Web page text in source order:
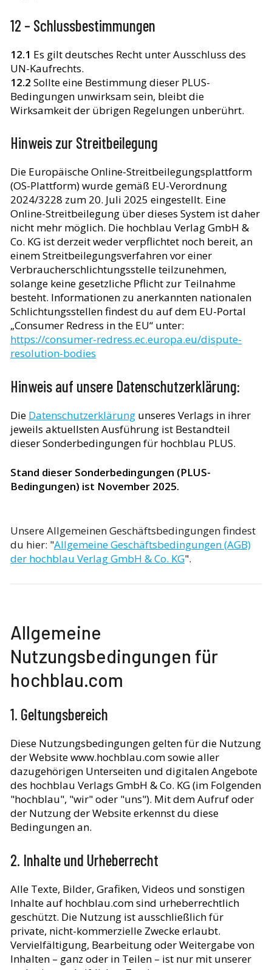
12 – Schlussbestimmungen
12.1 Es gilt deutsches Recht unter Ausschluss des
UN-Kaufrechts.
12.2 Sollte eine Bestimmung dieser PLUS-
Bedingungen unwirksam sein, bleibt die
Wirksamkeit der übrigen Regelungen unberührt.
Hinweis zur Streitbeilegung
Die Europäische Online-Streitbeilegungsplattform
(OS-Plattform) wurde gemäß EU-Verordnung
2024/3228 zum 20. Juli 2025 eingestellt. Eine
Online-Streitbeilegung über dieses System ist daher
nicht mehr möglich. Die hochblau Verlag GmbH &
Co. KG ist derzeit weder verpflichtet noch bereit, an
einem Streitbeilegungsverfahren vor einer
Verbraucherschlichtungsstelle teilzunehmen,
solange keine gesetzliche Pflicht zur Teilnahme
besteht. Informationen zu anerkannten nationalen
Schlichtungsstellen findest du auf dem EU-Portal
„Consumer Redress in the EU“ unter:
https://consumer-redress.ec.europa.eu/dispute-
resolution-bodies
Hinweis auf unsere Datenschutzerklärung:
Die Datenschutzerklärung unseres Verlags in ihrer
jeweils aktuellsten Ausführung ist Bestandteil
dieser Sonderbedingungen für hochblau PLUS.
Stand dieser Sonderbedingungen (PLUS-
Bedingungen) ist November 2025.
Unsere Allgemeinen Geschäftsbedingungen findest
du hier: "Allgemeine Geschäftsbedingungen (AGB)
der hochblau Verlag GmbH & Co. KG".
Allgemeine
Nutzungsbedingungen für
hochblau.com
1. Geltungsbereich
Diese Nutzungsbedingungen gelten für die Nutzung
der Website www.hochblau.com sowie aller
dazugehörigen Unterseiten und digitalen Angebote
des hochblau Verlags GmbH & Co. KG (im Folgenden
"hochblau", "wir" oder "uns"). Mit dem Aufruf oder
der Nutzung der Website erkennst du diese
Bedingungen an.
2. Inhalte und Urheberrecht
Alle Texte, Bilder, Grafiken, Videos und sonstigen
Inhalte auf hochblau.com sind urheberrechtlich
geschützt. Die Nutzung ist ausschließlich für
private, nicht-kommerzielle Zwecke erlaubt.
Vervielfältigung, Bearbeitung oder Weitergabe von
Inhalten – ganz oder in Teilen – ist nur mit unserer